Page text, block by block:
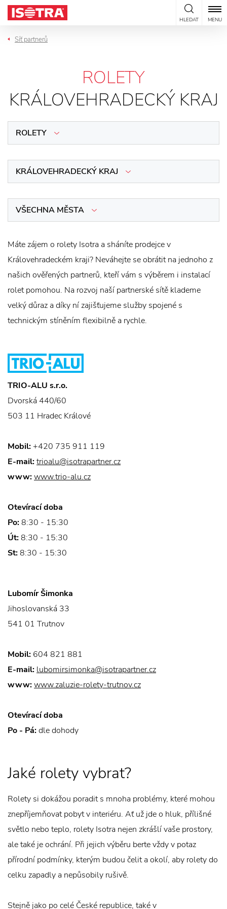
Přeskočit na obsah
HLEDAT MENU
Síť partnerů
ROLETY
KRÁLOVEHRADECKÝ KRAJ
ROLETY
KRÁLOVEHRADECKÝ KRAJ
VŠECHNA MĚSTA
Máte zájem o rolety Isotra a sháníte prodejce v
Královehradeckém kraji? Neváhejte se obrátit na jednoho z
našich ověřených partnerů, kteří vám s výběrem i instalací
rolet pomohou. Na rozvoj naší partnerské sítě klademe
velký důraz a díky ní zajišťujeme služby spojené s
technickým stíněním flexibilně a rychle.
TRIO-ALU s.r.o.
Dvorská 440/60
503 11 Hradec Králové
Mobil: +420 735 911 119
E-mail:trioalu@isotrapartner.cz
www:www.trio-alu.cz
Otevírací doba
Po:8:30 - 15:30
Út:8:30 - 15:30
St:8:30 - 15:30
Lubomír Šimonka
Jihoslovanská 33
541 01 Trutnov
Mobil: 604 821 881
E-mail: lubomirsimonka@isotrapartner.cz
www:www.zaluzie-rolety-trutnov.cz
Otevírací doba
Po - Pá:dle dohody
Jaké rolety vybrat?
Rolety si dokážou poradit s mnoha problémy, které mohou
znepříjemňovat pobyt v interiéru. Ať už jde o hluk, přílišné
světlo nebo teplo, rolety Isotra nejen zkrášlí vaše prostory,
ale také je ochrání. Při jejich výběru berte vždy v potaz
přírodní podmínky, kterým budou čelit a okolí, aby rolety do
celku zapadly a nepůsobily rušivě.
Stejně jako po celé České republice, také v